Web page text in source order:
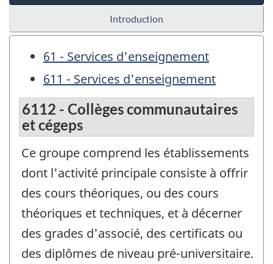
Introduction
61 - Services d'enseignement
611 - Services d'enseignement
6112 - Collèges communautaires
et cégeps
Ce groupe comprend les établissements
dont l'activité principale consiste à offrir
des cours théoriques, ou des cours
théoriques et techniques, et à décerner
des grades d'associé, des certificats ou
des diplômes de niveau pré-universitaire.